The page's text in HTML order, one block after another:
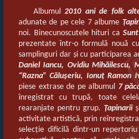
Albumul2010 ani de folk
adunate de pe cele 7 albume
noi. Binecunoscutele hituri ca
prezentate într-o formulă nouă
samplinguri dar şi cu participarea
Daniel Iancu, Ovidiu Mihăilescu,
“Razna” Căluşeriu, Ionuţ Ramon
piese extrase de pe albumul 7
înregistrat cu trupă, toate
rearanjate pentru grup. Ţapinarii
activitate artistică, prin
selecţie dificilă dintr-un